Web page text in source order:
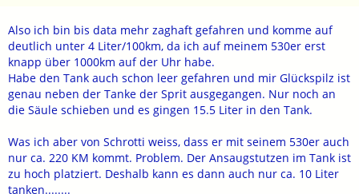
Also ich bin bis data mehr zaghaft gefahren und komme auf
deutlich unter 4 Liter/100km, da ich auf meinem 530er erst
knapp über 1000km auf der Uhr habe.
Habe den Tank auch schon leer gefahren und mir Glückspilz ist
genau neben der Tanke der Sprit ausgegangen. Nur noch an
die Säule schieben und es gingen 15.5 Liter in den Tank.
Was ich aber von Schrotti weiss, dass er mit seinem 530er auch
nur ca. 220 KM kommt. Problem. Der Ansaugstutzen im Tank ist
zu hoch platziert. Deshalb kann es dann auch nur ca. 10 Liter
tanken........